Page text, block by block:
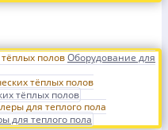
Оборудование для
тёплых полов
для теплого пола